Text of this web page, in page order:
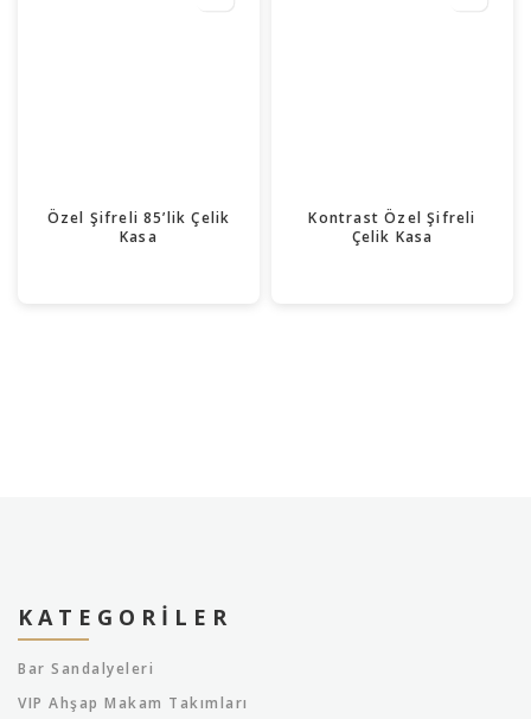
Özel Şifreli 85’lik Çelik
Kasa
Kontrast Özel Şifreli
Çelik Kasa
KATEGORILER
Bar Sandalyeleri
VIP Ahşap Makam Takımları